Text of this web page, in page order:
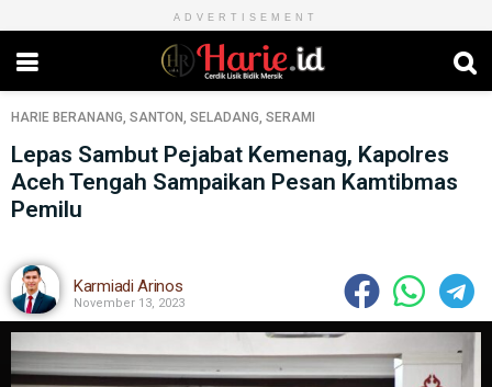
ADVERTISEMENT
HARIE BERANANG, SANTON, SELADANG, SERAMI
Lepas Sambut Pejabat Kemenag, Kapolres
Aceh Tengah Sampaikan Pesan Kamtibmas
Pemilu
Karmiadi Arinos
November 13, 2023